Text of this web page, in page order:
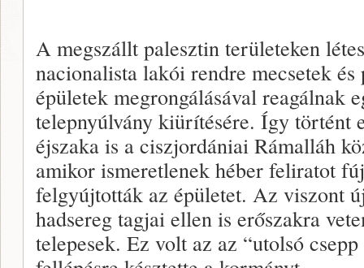
A megszállt palesztin területeken
nacionalista lakói rendre mecsetek
épületek megrongálásával reagálnak
telepnyúlvány kiürítésére. Így történt
éjszaka is a ciszjordániai Rámalláh
amikor ismeretlenek héber feliratot
felgyújtották az épületet. Az viszont
hadsereg tagjai ellen is erőszakra
telepesek. Ez volt az az “utolsó